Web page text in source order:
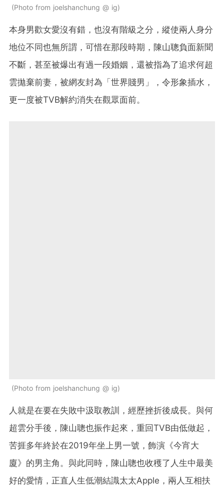
Photo from joelshanchung @ ig
本身男歡女愛沒有錯，也沒有階級之分，縱使兩人身分
地位不同也無所謂，可惜在那段時期，陳山聰負面新聞
不斷，甚至被爆出有過一段婚姻，還被指為了追求何超
雲拋棄前妻，被網友封為「世界賤男」，令形象插水，
更一度被TVB解約消失在觀眾面前。
Photo from joelshanchung @ ig
人就是在要在失敗中汲取教訓，經歷挫折後成長。與何
超雲分手後，陳山聰也振作起來，重回TVB由低做起，
苦捱多年終於在2019年坐上男一號，飾演《今宵大
廈》的男主角。與此同時，陳山聰也收穫了人生中最美
好的愛情，正直人生低潮結識太太Apple，兩人互相扶